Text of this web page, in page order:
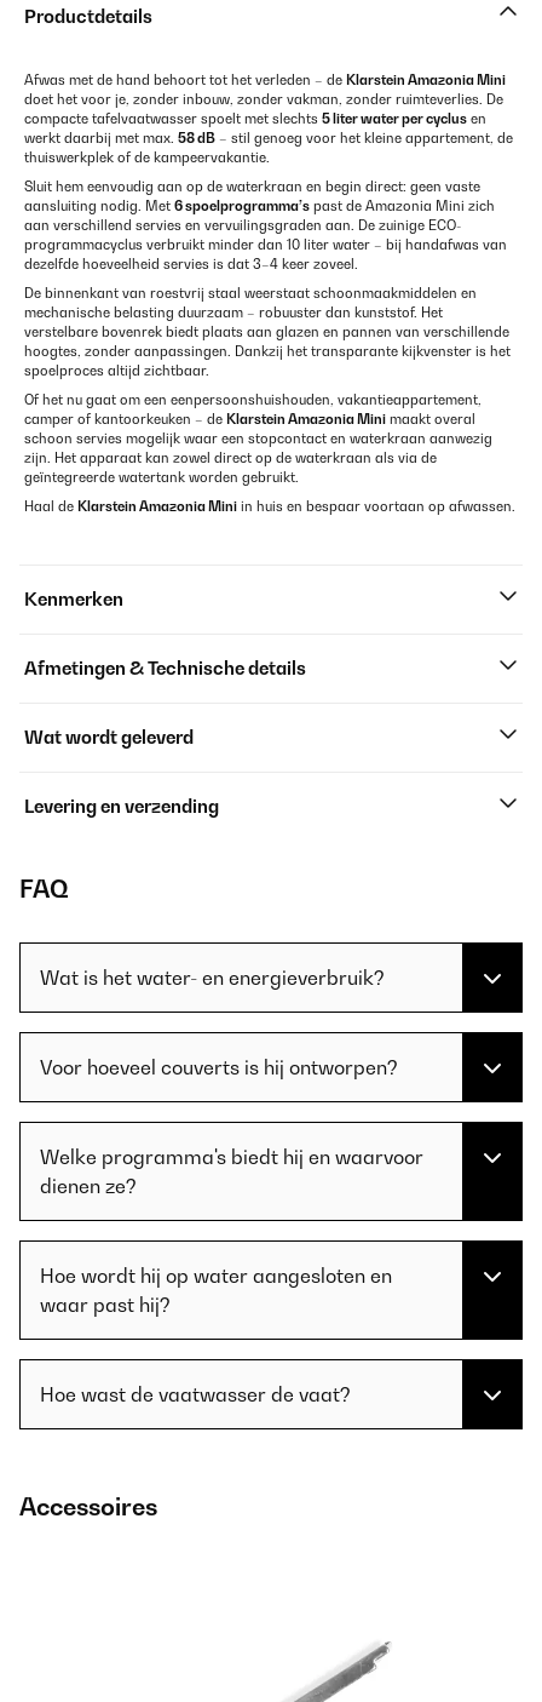
Productdetails
Afwas met de hand behoort tot het verleden – de Klarstein Amazonia Mini
doet het voor je, zonder inbouw, zonder vakman, zonder ruimteverlies. De
compacte tafelvaatwasser spoelt met slechts 5 liter water per cyclus en
werkt daarbij met max. 58 dB – stil genoeg voor het kleine appartement, de
thuiswerkplek of de kampeervakantie.
Sluit hem eenvoudig aan op de waterkraan en begin direct: geen vaste
aansluiting nodig. Met 6 spoelprogramma’s past de Amazonia Mini zich
aan verschillend servies en vervuilingsgraden aan. De zuinige ECO-
programmacyclus verbruikt minder dan 10 liter water – bij handafwas van
dezelfde hoeveelheid servies is dat 3–4 keer zoveel.
De binnenkant van roestvrij staal weerstaat schoonmaakmiddelen en
mechanische belasting duurzaam – robuuster dan kunststof. Het
verstelbare bovenrek biedt plaats aan glazen en pannen van verschillende
hoogtes, zonder aanpassingen. Dankzij het transparante kijkvenster is het
spoelproces altijd zichtbaar.
Of het nu gaat om een eenpersoonshuishouden, vakantieappartement,
camper of kantoorkeuken – de Klarstein Amazonia Mini maakt overal
schoon servies mogelijk waar een stopcontact en waterkraan aanwezig
zijn. Het apparaat kan zowel direct op de waterkraan als via de
geïntegreerde watertank worden gebruikt.
Haal de Klarstein Amazonia Mini in huis en bespaar voortaan op afwassen.
Kenmerken
Afmetingen & Technische details
Wat wordt geleverd
Levering en verzending
FAQ
Wat is het water- en energieverbruik?
Voor hoeveel couverts is hij ontworpen?
Welke programma's biedt hij en waarvoor
dienen ze?
Hoe wordt hij op water aangesloten en
waar past hij?
Hoe wast de vaatwasser de vaat?
Accessoires